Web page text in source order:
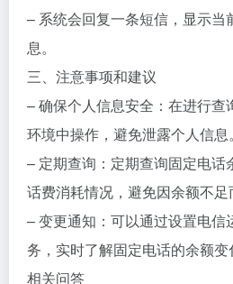
– 系统会回复一条短信，显示当
息。
三、注意事项和建议
– 确保个人信息安全：在进行查
环境中操作，避免泄露个人信息。
– 定期查询：定期查询固定电话
话费消耗情况，避免因余额不足
– 变更通知：可以通过设置电信
务，实时了解固定电话的余额变
相关问答